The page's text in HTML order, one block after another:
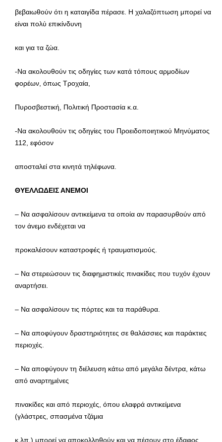
βεβαιωθούν ότι η καταιγίδα πέρασε. Η χαλαζόπτωση μπορεί να
είναι πολύ επικίνδυνη
και για τα ζώα.
-Να ακολουθούν τις οδηγίες των κατά τόπους αρμοδίων
φορέων, όπως Τροχαία,
Πυροσβεστική, Πολιτική Προστασία κ.α.
-Να ακολουθούν τις οδηγίες του Προειδοποιητικού Μηνύματος
112, εφόσον
αποσταλεί στα κινητά τηλέφωνα.
ΘΥΕΛΛΩΔΕΙΣ ΑΝΕΜΟΙ
– Να ασφαλίσουν αντικείμενα τα οποία αν παρασυρθούν από
τον άνεμο ενδέχεται να
προκαλέσουν καταστροφές ή τραυματισμούς.
– Να στερεώσουν τις διαφημιστικές πινακίδες που τυχόν έχουν
αναρτήσει.
– Να ασφαλίσουν τις πόρτες και τα παράθυρα.
– Να αποφύγουν δραστηριότητες σε θαλάσσιες και παράκτιες
περιοχές.
– Να αποφύγουν τη διέλευση κάτω από μεγάλα δέντρα, κάτω
από αναρτημένες
πινακίδες και από περιοχές, όπου ελαφρά αντικείμενα
(γλάστρες, σπασμένα τζάμια
κ.λπ.) μπορεί να αποκολληθούν και να πέσουν στο έδαφος